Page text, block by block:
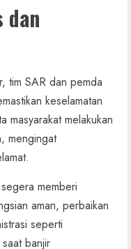
dan
tim SAR dan pemda
keselamatan
masyarakat melakukan
mengingat
memberi
aman, perbaikan
seperti
banjir